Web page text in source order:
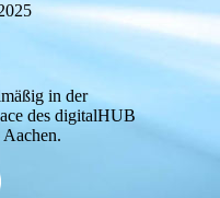
in der
des digitalHUB